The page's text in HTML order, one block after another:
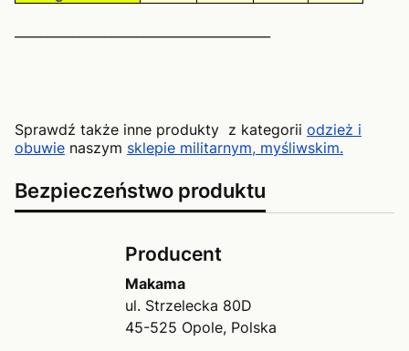
Sprawdź także inne produkty z kategorii odzież i
obuwie naszym sklepie militarnym, myśliwskim.
Bezpieczeństwo produktu
Producent
Makama
ul. Strzelecka 80D
45-525 Opole, Polska